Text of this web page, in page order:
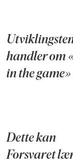
handler om
in the game»
Dette kan
Forsvaret